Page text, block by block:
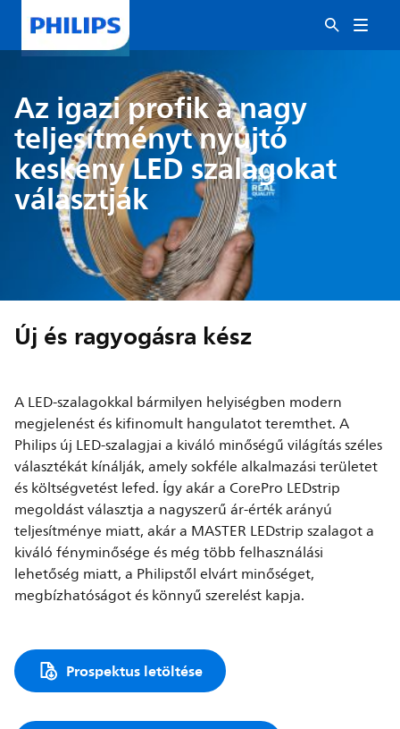
Az igazi profik a nagy
teljesítményt nyújtó
keskeny LED szalagokat
választják
Új és ragyogásra kész
A LED-szalagokkal bármilyen helyiségben modern
megjelenést és kifinomult hangulatot teremthet. A
Philips új LED-szalagjai a kiváló minőségű világítás széles
választékát kínálják, amely sokféle alkalmazási területet
és költségvetést lefed. Így akár a CorePro LEDstrip
megoldást választja a nagyszerű ár-érték arányú
teljesítménye miatt, akár a MASTER LEDstrip szalagot a
kiváló fényminősége és még több felhasználási
lehetőség miatt, a Philipstől elvárt minőséget,
megbízhatóságot és könnyű szerelést kapja.
Prospektus letöltése